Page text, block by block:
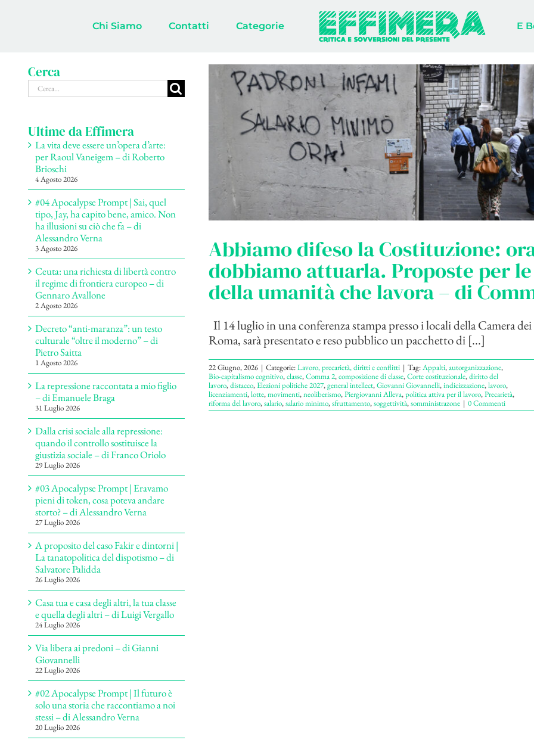
Chi Siamo Contatti Categorie E
Abbiamo difeso la Costituzione:
dobbiamo attuarla. Proposte per
della umanità che lavora – di
Il 14 luglio in una conferenza stampa presso i locali della Camera
Roma, sarà presentato e reso pubblico un pacchetto di [...]
22 Giugno, 2026 | Categorie:Lavoro, precarietà, diritti e conflitti | Tag:Appalti,autorganizzazione,
Bio-capitalismo cognitivo,classe,Comma 2,composizione di classe,Corte costituzionale,diritto del
lavoro,distacco,Elezioni politiche 2027,general intellect,Giovanni Giovannelli,indicizzazione,lavoro,
licenziamenti,lotte,movimenti,neoliberismo,Piergiovanni Alleva,politica attiva per il lavoro,Precarietà,
riforma del lavoro,salario,salario minimo,sfruttamento,soggettività,somministrazone | 0 Commenti
Cerca
Cerca
per:
Ultime da Effimera
La vita deve essere un’opera d’arte:
per Raoul Vaneigem – di Roberto
Brioschi
4 Agosto 2026
#04 Apocalypse Prompt | Sai, quel
tipo, Jay, ha capito bene, amico. Non
ha illusioni su ciò che fa – di
Alessandro Verna
3 Agosto 2026
Ceuta: una richiesta di libertà contro
il regime di frontiera europeo – di
Gennaro Avallone
2 Agosto 2026
Decreto “anti-maranza”: un testo
culturale “oltre il moderno” – di
Pietro Saitta
1 Agosto 2026
La repressione raccontata a mio figlio
– di Emanuele Braga
31 Luglio 2026
Dalla crisi sociale alla repressione:
quando il controllo sostituisce la
giustizia sociale – di Franco Oriolo
29 Luglio 2026
#03 Apocalypse Prompt | Eravamo
pieni di token, cosa poteva andare
storto? – di Alessandro Verna
27 Luglio 2026
A proposito del caso Fakir e dintorni |
La tanatopolitica del dispotismo – di
Salvatore Palidda
26 Luglio 2026
Casa tua e casa degli altri, la tua classe
e quella degli altri – di Luigi Vergallo
24 Luglio 2026
Via libera ai predoni – di Gianni
Giovannelli
22 Luglio 2026
#02 Apocalypse Prompt | Il futuro è
solo una storia che raccontiamo a noi
stessi – di Alessandro Verna
20 Luglio 2026